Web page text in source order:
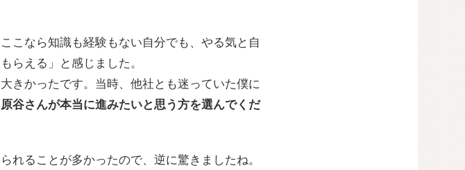
こなら知識も経験もない自分でも、やる気と自
らえる」と感じました。
きかったです。当時、他社とも迷っていた僕に
谷さんが本当に進みたいと思う方を選んでくだ
れることが多かったので、逆に驚きましたね。